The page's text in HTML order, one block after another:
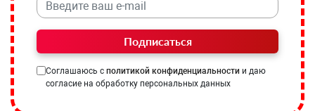
Подписаться
Соглашаюсь с политикой конфиденциальности и даю
согласие на обработку персональных данных